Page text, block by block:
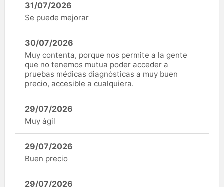
31/07/2026
Se puede mejorar
30/07/2026
Muy contenta, porque nos permite a la gente
que no tenemos mutua poder acceder a
pruebas médicas diagnósticas a muy buen
precio, accesible a cualquiera.
29/07/2026
Muy ágil
29/07/2026
Buen precio
29/07/2026